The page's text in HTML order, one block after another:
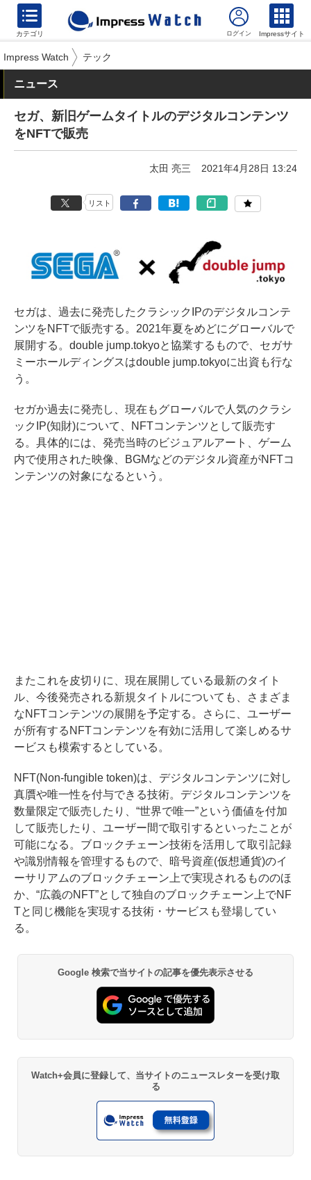
カテゴリ Impressサイト
Impress Watch テック
ニュース
セガ、新旧ゲームタイトルのデジタルコンテンツ
をNFTで販売
太田 亮三 2021年4月28日 13:24
リスト
セガは、過去に発売したクラシックIPのデジタルコンテ
ンツをNFTで販売する。2021年夏をめどにグローバルで
展開する。double jump.tokyoと協業するもので、セガサ
ミーホールディングスはdouble jump.tokyoに出資も行な
う。
セガか過去に発売し、現在もグローバルで人気のクラシ
ックIP(知財)について、NFTコンテンツとして販売す
る。具体的には、発売当時のビジュアルアート、ゲーム
内で使用された映像、BGMなどのデジタル資産がNFTコ
ンテンツの対象になるという。
またこれを皮切りに、現在展開している最新のタイト
ル、今後発売される新規タイトルについても、さまざま
なNFTコンテンツの展開を予定する。さらに、ユーザー
が所有するNFTコンテンツを有効に活用して楽しめるサ
ービスも模索するとしている。
NFT(Non-fungible token)は、デジタルコンテンツに対し
真贋や唯一性を付与できる技術。デジタルコンテンツを
数量限定で販売したり、“世界で唯一”という価値を付加
して販売したり、ユーザー間で取引するといったことが
可能になる。ブロックチェーン技術を活用して取引記録
や識別情報を管理するもので、暗号資産(仮想通貨)のイ
ーサリアムのブロックチェーン上で実現されるもののほ
か、“広義のNFT”として独自のブロックチェーン上でNF
Tと同じ機能を実現する技術・サービスも登場してい
る。
Google 検索で当サイトの記事を優先表示させる
Watch+会員に登録して、当サイトのニュースレターを受け取
る